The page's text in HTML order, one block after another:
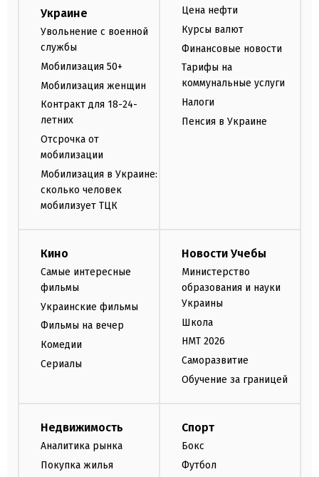
Украине
Увольнение с военной
службы
Мобилизация 50+
Мобилизация женщин
Контракт для 18-24-
летних
Отсрочка от
мобилизации
Мобилизация в Украине:
сколько человек
мобилизует ТЦК
Цена нефти
Курсы валют
Финансовые новости
Тарифы на
коммунальные услуги
Налоги
Пенсия в Украине
Кино
Самые интересные
фильмы
Украинские фильмы
Фильмы на вечер
Комедии
Сериалы
Новости Учебы
Министерство
образования и науки
Украины
Школа
НМТ 2026
Саморазвитие
Обучение за границей
Недвижимость
Аналитика рынка
Покупка жилья
Спорт
Бокс
Футбол